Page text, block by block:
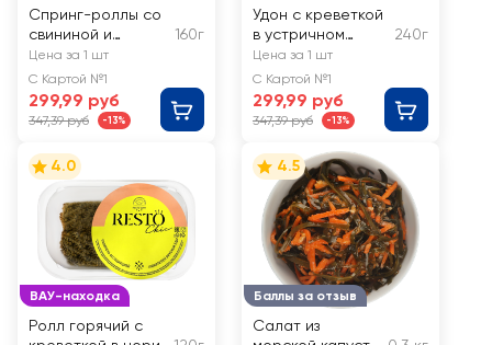
Спринг-роллы со
свининой и
курицей ЙУМИ
160г
Цена за 1 шт
С Картой №1
299,99 руб
347,39 руб -13%
Удон с креветкой
в устричном
соусе ЛЕНТА
FRESH
240г
Цена за 1 шт
С Картой №1
299,99 руб
347,39 руб -13%
ВАУ-находка
4.0
Ролл горячий с
Баллы за отзыв
4.5
Салат из